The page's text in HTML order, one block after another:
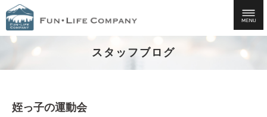
スタッフブログ
姪っ子の運動会